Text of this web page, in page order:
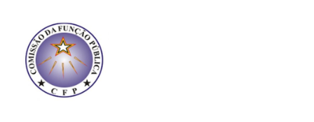
conteúdo